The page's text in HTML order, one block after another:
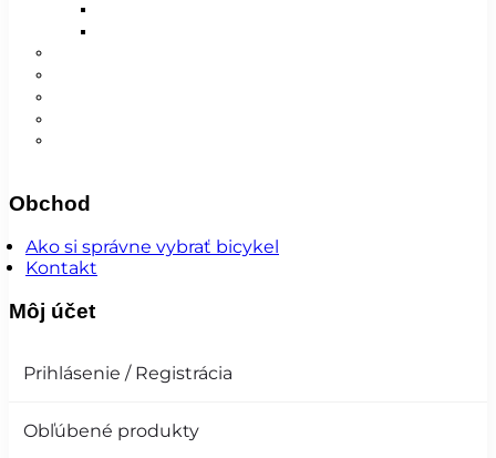
Obchod
Ako si správne vybrať bicykel
Kontakt
Môj účet
Prihlásenie / Registrácia
Obľúbené produkty